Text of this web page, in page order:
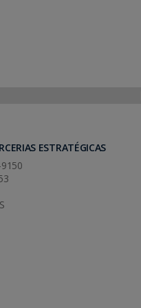
ESTRATÉGICAS